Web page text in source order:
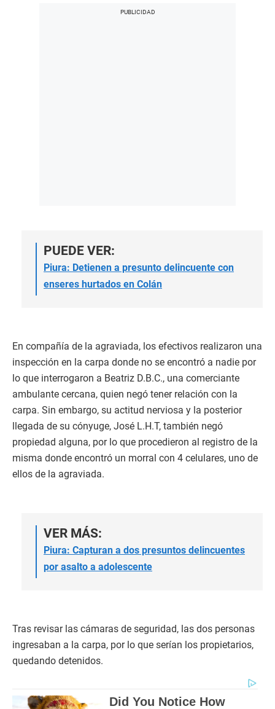
PUEDE VER:
Piura: Detienen a presunto delincuente con
enseres hurtados en Colán
En compañía de la agraviada, los efectivos realizaron una
inspección en la carpa donde no se encontró a nadie por
lo que interrogaron a Beatriz D.B.C., una comerciante
ambulante cercana, quien negó tener relación con la
carpa. Sin embargo, su actitud nerviosa y la posterior
llegada de su cónyuge, José L.H.T, también negó
propiedad alguna, por lo que procedieron al registro de la
misma donde encontró un morral con 4 celulares, uno de
ellos de la agraviada.
VER MÁS:
Piura: Capturan a dos presuntos delincuentes
por asalto a adolescente
Tras revisar las cámaras de seguridad, las dos personas
ingresaban a la carpa, por lo que serían los propietarios,
quedando detenidos.